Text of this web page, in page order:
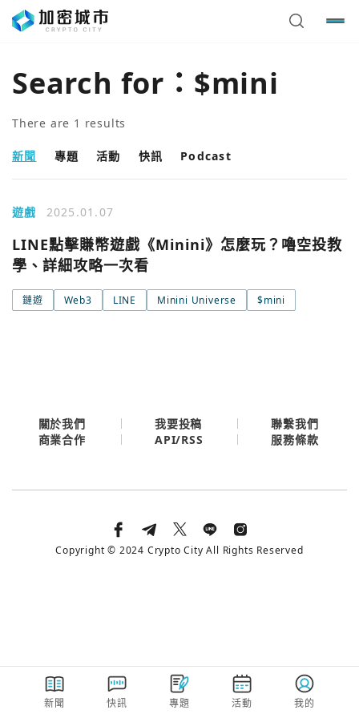
Search for： $mini
There are 1 results
新聞 專題 活動 快訊 Podcast
遊戲 2025.01.07
LINE點擊賺幣遊戲《Minini》怎麼玩？嚕空投教
學、詳細攻略一次看
鏈遊 Web3 LINE Minini Universe $mini
使用以下帳號繼續
繼續表示您已同意 服務條款與隱私政策
城市
關閉
新聞 快訊 專題 活動 我的
關於我們 我要投稿
聯繫我們
商業合作
API/RSS 服務條款
Copyright © 2024 Crypto City All Rights Reserved